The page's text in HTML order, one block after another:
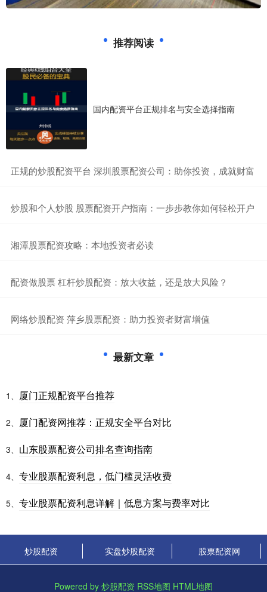
推荐阅读
国内配资平台正规排名与安全选择指南
​正规的炒股配资平台 深圳股票配资公司：助你投资，成就财富
​炒股和个人炒股 股票配资开户指南：一步步教你如何轻松开户
​湘潭股票配资攻略：本地投资者必读
​配资做股票 杠杆炒股配资：放大收益，还是放大风险？
​网络炒股配资 萍乡股票配资：助力投资者财富增值
最新文章
1、 厦门正规配资平台推荐
2、 厦门配资网推荐：正规安全平台对比
3、 山东股票配资公司排名查询指南
4、 专业股票配资利息，低门槛灵活收费
5、 专业股票配资利息详解｜低息方案与费率对比
炒股配资 实盘炒股配资 股票配资网
Powered by 炒股配资 RSS地图 HTML地图